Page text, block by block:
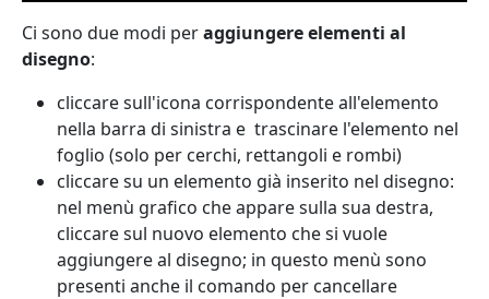
Ci sono due modi peraggiungere elementi al
disegno:
cliccare sull'icona corrispondente all'elemento
nella barra di sinistra e trascinare l'elemento nel
foglio (solo per cerchi, rettangoli e rombi)
cliccare su un elemento già inserito nel disegno:
nel menù grafico che appare sulla sua destra,
cliccare sul nuovo elemento che si vuole
aggiungere al disegno; in questo menù sono
presenti anche il comando per cancellare